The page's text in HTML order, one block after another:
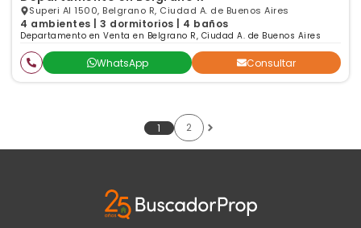
Superi Al 1500, Belgrano R, Ciudad A. de Buenos Aires
4 ambientes | 3 dormitorios | 4 baños
Departamento en Venta en Belgrano R, Ciudad A. de Buenos Aires
WhatsApp Consultar
1 2